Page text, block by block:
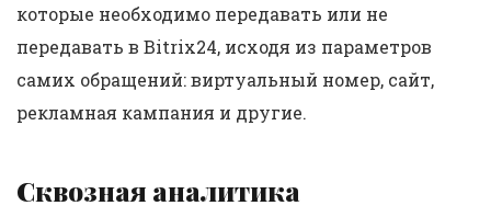
которые необходимо передавать или не
передавать в Bitrix24, исходя из параметров
самих обращений: виртуальный номер, сайт,
рекламная кампания и другие.
Сквозная аналитика